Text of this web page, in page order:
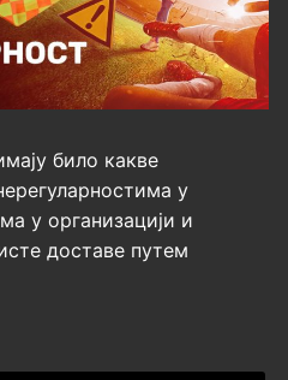
било какве
у
у организацији и
доставе путем